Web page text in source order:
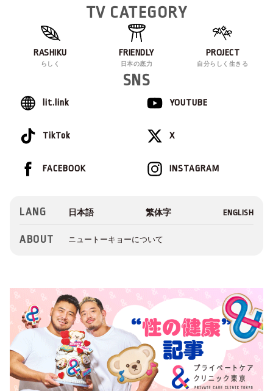
TV CATEGORY
RASHIKU
らしく
FRIENDLY
日本の底力
PROJECT
自分らしく生きる
SNS
lit.link YOUTUBE
TikTok X
INSTAGRAM
FACEBOOK
LANG
ABOUT ニュートーキョーについて